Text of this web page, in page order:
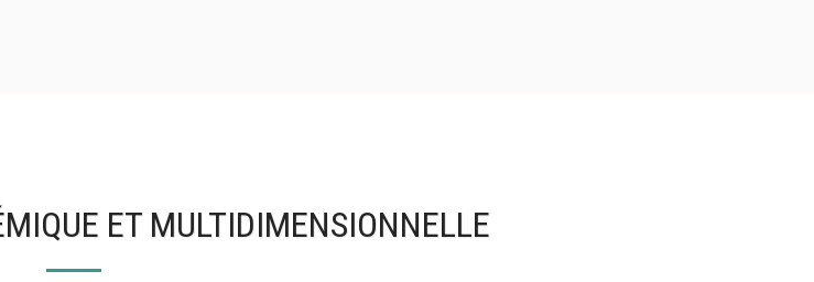
ET MULTIDIMENSIONNELLE